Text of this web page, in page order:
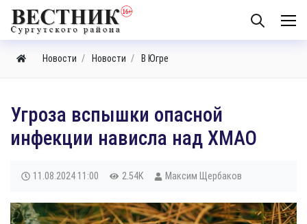
Новости Новости В Югре
Угроза вспышки опасной
инфекции нависла над ХМАО
11.08.2024 11:00 2.54K Максим Щербаков